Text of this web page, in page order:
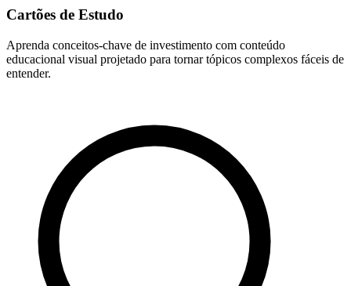
Cartões de Estudo
Aprenda conceitos-chave de investimento com conteúdo
educacional visual projetado para tornar tópicos complexos fáceis de
entender.